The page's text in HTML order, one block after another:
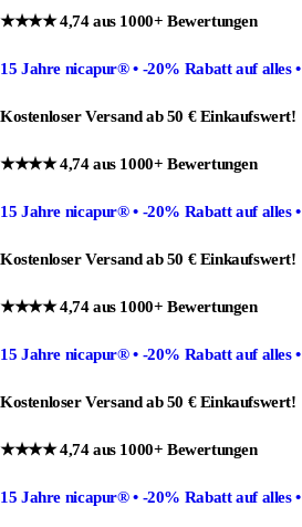
★★★★ 4,74 aus 1000+ Bewertungen
15 Jahre nicapur®• -20% Rabattauf alles •
Kostenloser Versand ab 50 € Einkaufswert!
★★★★ 4,74 aus 1000+ Bewertungen
15 Jahre nicapur®• -20% Rabattauf alles •
Kostenloser Versand ab 50 € Einkaufswert!
★★★★ 4,74 aus 1000+ Bewertungen
15 Jahre nicapur®• -20% Rabattauf alles •
Kostenloser Versand ab 50 € Einkaufswert!
★★★★ 4,74 aus 1000+ Bewertungen
15 Jahre nicapur®• -20% Rabattauf alles •